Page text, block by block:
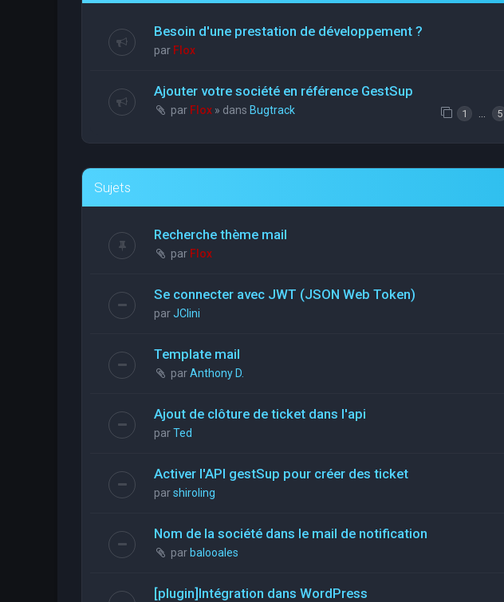
Besoin d'une prestation de développement ?
par Flox
Ajouter votre société en référence GestSup
par Flox » dans Bugtrack 1 5
Sujets
Recherche thème mail
par Flox
Se connecter avec JWT (JSON Web Token)
parJClini
Template mail
parAnthony D.
Ajout de clôture de ticket dans l'api
parTed
Activer l'API gestSup pour créer des ticket
parshiroling
Nom de la société dans le mail de notification
par balooales
[plugin]Intégration dans WordPress